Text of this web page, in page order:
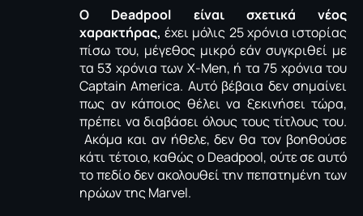
Ο Deadpool είναι σχετικά νέος
χαρακτήρας, έχει μόλις 25 χρόνια ιστορίας
πίσω του, μέγεθος μικρό εάν συγκριθεί με
τα 53 χρόνια των Χ-Men, ή τα 75 χρόνια του
Captain America. Αυτό βέβαια δεν σημαίνει
πως αν κάποιος θέλει να ξεκινήσει τώρα,
πρέπει να διαβάσει όλους τους τίτλους του.
Ακόμα και αν ήθελε, δεν θα τον βοηθούσε
κάτι τέτοιο, καθώς ο Deadpool, ούτε σε αυτό
το πεδίο δεν ακολουθεί την πεπατημένη των
ηρώων της Marvel.